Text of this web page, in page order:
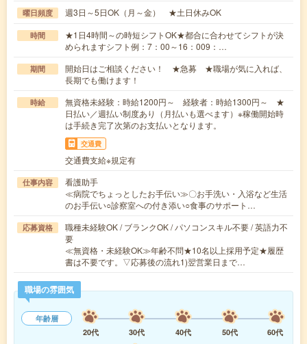
曜日頻度 週3日～5日OK（月～金） ★土日休みOK
時間
★1日4時間～の時短シフトOK★都合に合わせてシフトが決
められますシフト例：7：00～16：009：…
期間
開始日はご相談ください！ ★急募 ★職場が気に入れば、
長期でも働けます！
時給
無資格未経験：時給1200円～ 経験者：時給1300円～ ★
日払い／週払い制度あり（月払いも選べます）※稼働開始時
は手続き完了次第のお支払いとなります。
交通費
交通費支給※規定有
仕事内容
看護助手
≪病院でちょっとしたお手伝い≫〇お手洗い・入浴など生活
のお手伝い○診察室への付き添い○食事のサポート…
応募資格
職種未経験OK / ブランクOK / パソコンスキル不要 / 英語力不
要
≪無資格・未経験OK≫年齢不問★10名以上採用予定★履歴
書は不要です。▽応募後の流れ1)翌営業日まで…
職場の雰囲気
年齢層
20代
30代 40代 50代
60代